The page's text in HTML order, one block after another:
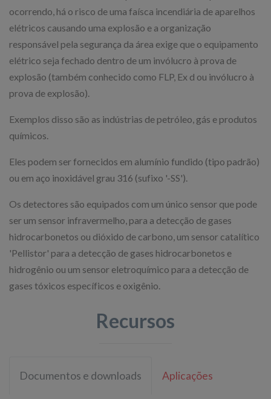
ocorrendo, há o risco de uma faísca incendiária de aparelhos
elétricos causando uma explosão e a organização
responsável pela segurança da área exige que o equipamento
elétrico seja fechado dentro de um invólucro à prova de
explosão (também conhecido como FLP, Ex d ou invólucro à
prova de explosão).
Exemplos disso são as indústrias de petróleo, gás e produtos
químicos.
Eles podem ser fornecidos em alumínio fundido (tipo padrão)
ou em aço inoxidável grau 316 (sufixo '-SS').
Os detectores são equipados com um único sensor que pode
ser um sensor infravermelho, para a detecção de gases
hidrocarbonetos ou dióxido de carbono, um sensor catalítico
'Pellistor' para a detecção de gases hidrocarbonetos e
hidrogênio ou um sensor eletroquímico para a detecção de
gases tóxicos específicos e oxigênio.
Recursos
Documentos e downloads Aplicações